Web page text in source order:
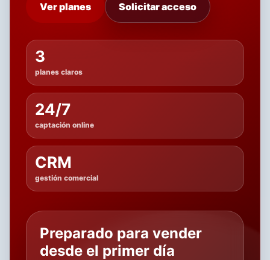
Ver planes Solicitar acceso
3
planes claros
24/7
captación online
CRM
gestión comercial
Preparado para vender
desde el primer día